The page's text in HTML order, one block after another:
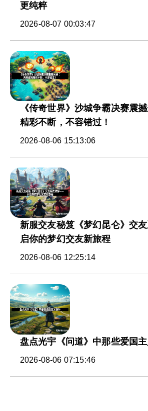
更纯粹
2026-08-07 00:03:47
《传奇世界》沙城争霸决赛震
精彩不断，不容错过！
2026-08-06 15:13:06
新服交友秘笈《梦幻昆仑》交
启你的梦幻交友新旅程
2026-08-06 12:25:14
盘点光宇《问道》中那些爱国
2026-08-06 07:15:46